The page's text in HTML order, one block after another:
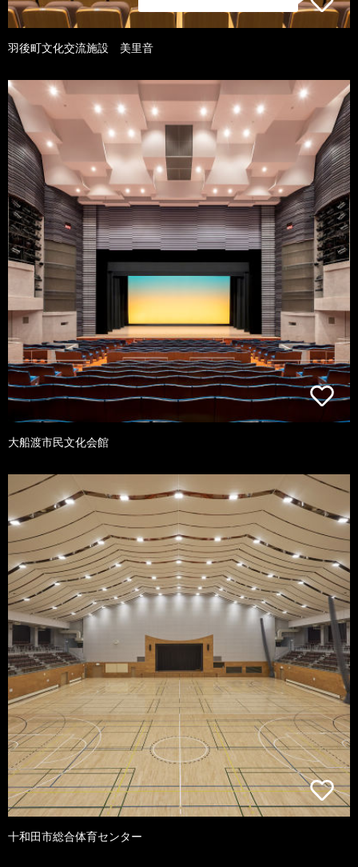
羽後町文化交流施設 美里音
大船渡市民文化会館
十和田市総合体育センター